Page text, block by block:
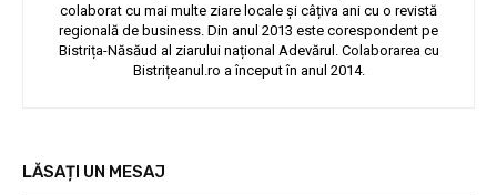
colaborat cu mai multe ziare locale și câțiva ani cu o revistă
regională de business. Din anul 2013 este corespondent pe
Bistrița-Năsăud al ziarului național Adevărul. Colaborarea cu
Bistrițeanul.ro a început în anul 2014.
LĂSAȚI UN MESAJ